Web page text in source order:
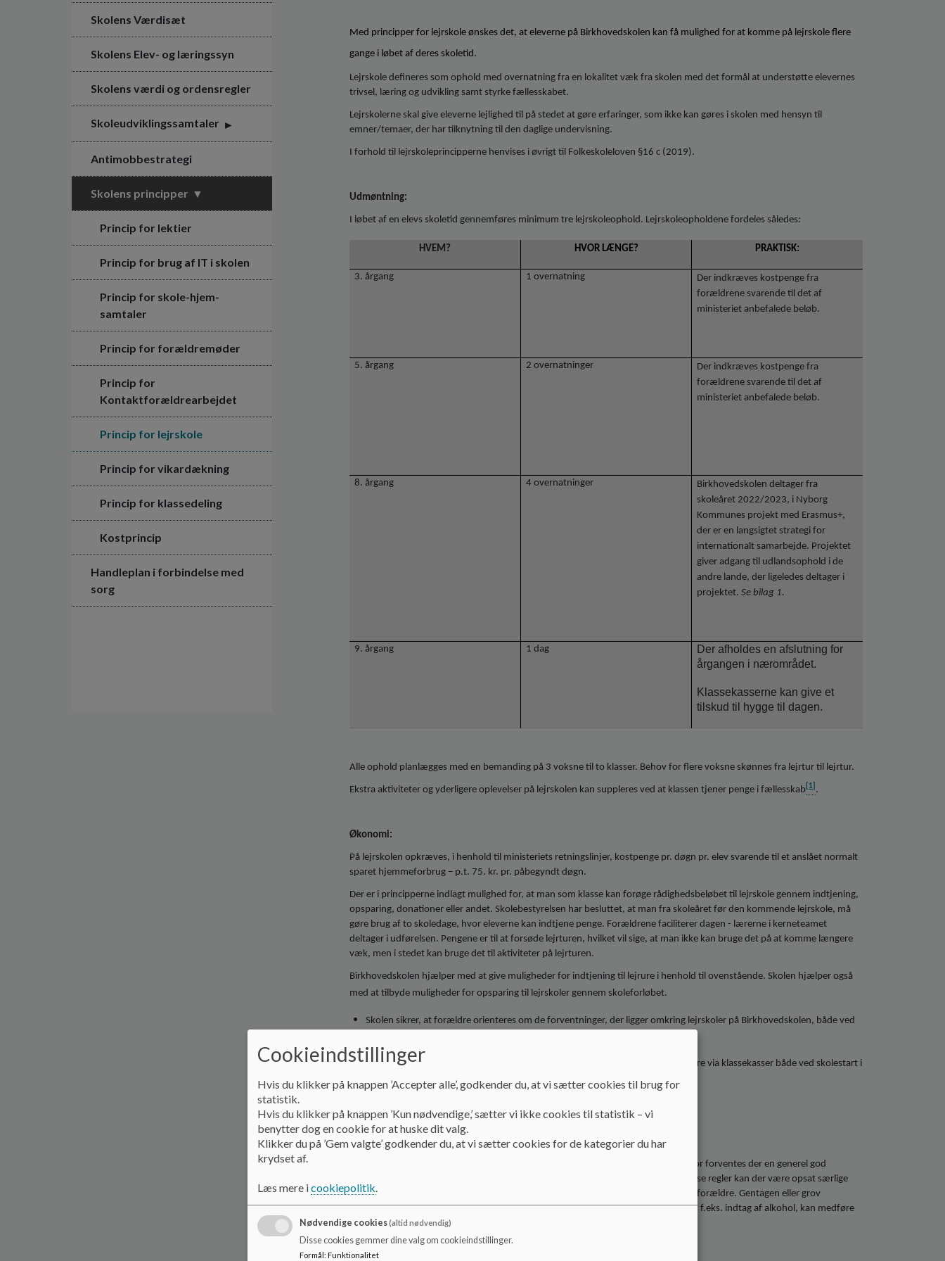
Skolens Værdisæt
Skolens Elev- og læringssyn
Skolens værdi og ordensregler
Skoleudviklingssamtaler
Antimobbestrategi
Skolens principper
Princip for lektier
Princip for brug af IT i skolen
Princip for skole-hjem-
samtaler
Princip for forældremøder
Princip for
Kontaktforældrearbejdet
Princip for lejrskole
Princip for vikardækning
Princip for klassedeling
Kostprincip
Handleplan i forbindelse med
sorg
Med principper for lejrskole ønskes det, at eleverne på Birkhovedskolen kan få mulighed for at komme på lejrskole flere
gange i løbet af deres skoletid.
Lejrskole defineres som ophold med overnatning fra en lokalitet væk fra skolen med det formål at understøtte elevernes
trivsel, læring og udvikling samt styrke fællesskabet.
Lejrskolerne skal give eleverne lejlighed til på stedet at gøre erfaringer, som ikke kan gøres i skolen med hensyn til
emner/temaer, der har tilknytning til den daglige undervisning.
I forhold til lejrskoleprincipperne henvises i øvrigt til Folkeskoleloven §16 c (2019).
Udmøntning:
I løbet af en elevs skoletid gennemføres minimum tre lejrskoleophold. Lejrskoleopholdene fordeles således:
HVEM? HVOR LÆNGE? PRAKTISK:
3. årgang 1 overnatning
Der indkræves kostpenge fra
forældrene svarende til det af
ministeriet anbefalede beløb.
5. årgang 2 overnatninger
Der indkræves kostpenge fra
forældrene svarende til det af
ministeriet anbefalede beløb.
8. årgang 4 overnatninger
Birkhovedskolen deltager fra
skoleåret 2022/2023, i Nyborg
Kommunes projekt med Erasmus+,
der er en langsigtet strategi for
internationalt samarbejde. Projektet
giver adgang til udlandsophold i de
andre lande, der ligeledes deltager i
projektet. Se bilag 1.
9. årgang 1 dag
Der afholdes en afslutning for
årgangen i nærområdet.
Klassekasserne kan give et
tilskud til hygge til dagen.
Alle ophold planlægges med en bemanding på 3 voksne til to klasser. Behov for flere voksne skønnes fra lejrtur til lejrtur.
Ekstra aktiviteter og yderligere oplevelser på lejrskolen kan suppleres ved at klassen tjener penge i fællesskab [1] .
Økonomi:
På lejrskolen opkræves, i henhold til ministeriets retningslinjer, kostpenge pr. døgn pr. elev svarende til et anslået normalt
sparet hjemmeforbrug – p.t. 75. kr. pr. påbegyndt døgn.
Der er i principperne indlagt mulighed for, at man som klasse kan forøge rådighedsbeløbet til lejrskole gennem indtjening,
opsparing, donationer eller andet. Skolebestyrelsen har besluttet, at man fra skoleåret før den kommende lejrskole, må
gøre brug af to skoledage, hvor eleverne kan indtjene penge. Forældrene faciliterer dagen - lærerne i kerneteamet
deltager i udførelsen. Pengene er til at forsøde lejrturen, hvilket vil sige, at man ikke kan bruge det på at komme længere
væk, men i stedet kan bruge det til aktiviteter på lejrturen.
Birkhovedskolen hjælper med at give muligheder for indtjening til lejrure i henhold til ovenstående. Skolen hjælper også
med at tilbyde muligheder for opsparing til lejrskoler gennem skoleforløbet.
Skolen sikrer, at forældre orienteres om de forventninger, der ligger omkring lejrskoler på Birkhovedskolen, både ved
Skolen sikrer, at forældrene orienteres om mulighederne for opsparing til lejrture via klassekasser både ved skolestart i
0. klasse samt løbende gennem skoletiden
Regler ude af huset:
Derfor forventes der en generel god
opførsel af alle. Skolens ordensregler gælder også på disse tidspunkter. Ud over disse regler kan der være opsat særlige
regler under hensyn til rejsens karakter. Disse regler meldes tydeligt ud til elever og forældre. Gentagen eller grov
overtrædelse af de gældende ordensregler eller udmeldte normer for god opførsel, f.eks. indtag af alkohol, kan medføre
hjemsendelse. En eventuel hjemsendelse sker på forældrenes regning.
Cookieindstillinger
Hvis du klikker på knappen ’Accepter alle’, godkender du, at vi sætter cookies til brug for
statistik.
Hvis du klikker på knappen ’Kun nødvendige,’ sætter vi ikke cookies til statistik – vi
benytter dog en cookie for at huske dit valg.
Klikker du på ’Gem valgte’ godkender du, at vi sætter cookies for de kategorier du har
krydset af.
Læs mere icookiepolitik.
Nødvendige cookies(altid nødvendig)
Disse cookies gemmer dine valg om cookieindstillinger.
Formål : Funktionalitet